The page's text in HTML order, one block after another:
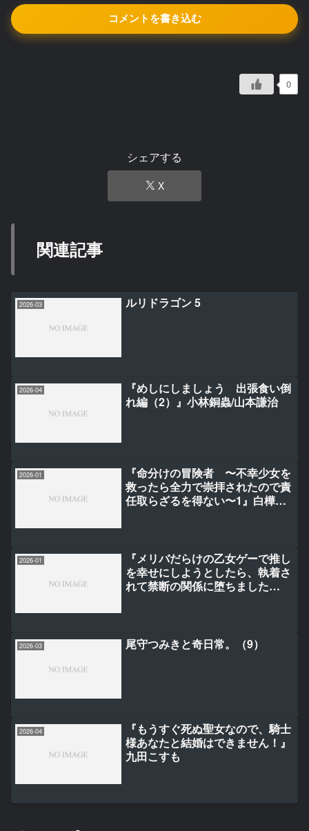
コメントを書き込む
0
シェアする
X
関連記事
2026-03 ルリドラゴン 5
2026-04
『めしにしましょう 出張食い倒
れ編（2）』小林銅蟲/山本謙治
2026-01
『命分けの冒険者 〜不幸少女を
救ったら全力で崇拝されたので責
任取らざるを得ない〜1』白樺ま
2026-01
『メリバだらけの乙女ゲーで推し
を幸せにしようとしたら、執着さ
れて禁断の関係に堕ちました
2026-03 尾守つみきと奇日常。（9）
2026-04
『もうすぐ死ぬ聖女なので、騎士
様あなたと結婚はできません！』
九田こすも